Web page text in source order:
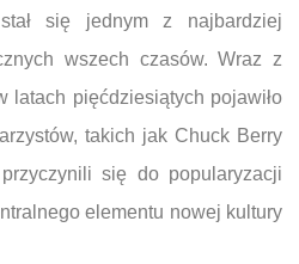
się jednym z najbardziej
wszech czasów. Wraz z
latach pięćdziesiątych pojawiło
takich jak Chuck Berry
się do popularyzacji
elementu nowej kultury